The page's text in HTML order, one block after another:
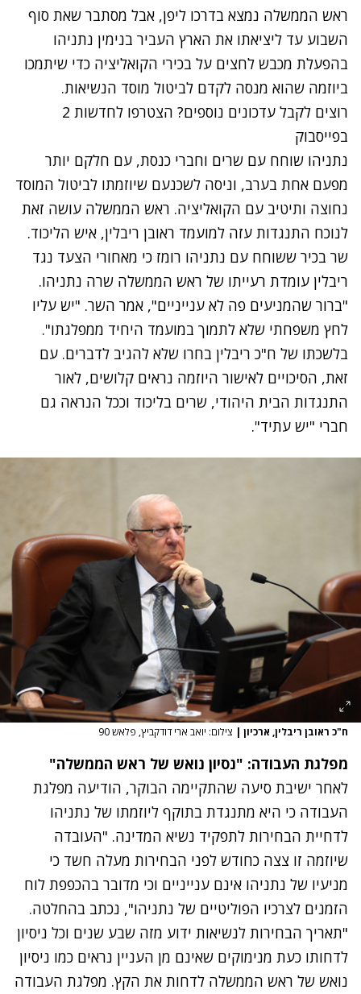
ראש הממשלה נמצא בדרכו ליפן, אבל מסתבר שאת סוף
השבוע עד ליציאתו את הארץ העביר בנימין נתניהו
בהפעלת מכבש לחצים על בכירי הקואליציה כדי שיתמכו
ביוזמה שהוא מנסה לקדם לביטול מוסד הנשיאות.
רוצים לקבל עדכונים נוספים? הצטרפו לחדשות 2
בפייסבוק
נתניהו שוחח עם שרים וחברי כנסת, עם חלקם יותר
מפעם אחת בערב, וניסה לשכנעם שיוזמתו לביטול המוסד
נחוצה ותיטיב עם הקואליציה. ראש הממשלה עושה זאת
לנוכח התנגדות עזה למועמד ראובן ריבלין, איש הליכוד.
שר בכיר ששוחח עם נתניהו רומז כי מאחורי הצעד נגד
ריבלין עומדת רעייתו של ראש הממשלה שרה נתניהו.
"ברור שהמניעים פה לא ענייניים", אמר השר. "יש עליו
לחץ משפחתי שלא לתמוך במועמד היחיד ממפלגתו".
בלשכתו של ח"כ ריבלין בחרו שלא להגיב לדברים. עם
זאת, הסיכויים לאישור היוזמה נראים קלושים, לאור
התנגדות הבית היהודי, שרים בליכוד וככל הנראה גם
חברי "יש עתיד".
ח"כ ראובן ריבלין, ארכיון | צילום: יואב ארי דודקביץ, פלאש 90
מפלגת העבודה: "נסיון נואש של ראש הממשלה"
לאחר ישיבת סיעה שהתקיימה הבוקר, הודיעה מפלגת
העבודה כי היא מתנגדת בתוקף ליוזמתו של נתניהו
לדחיית הבחירות לתפקיד נשיא המדינה. "העובדה
שיוזמה זו צצה כחודש לפני הבחירות מעלה חשד כי
מניעיו של נתניהו אינם ענייניים וכי מדובר בהכפפת לוח
הזמנים לצרכיו הפוליטיים של נתניהו", נכתב בהחלטה.
"תאריך הבחירות לנשיאות ידוע מזה שבע שנים וכל ניסיון
לדחותו כעת מנימוקים שאינם מן העניין נראים כמו ניסיון
נואש של ראש הממשלה לדחות את הקץ. מפלגת העבודה